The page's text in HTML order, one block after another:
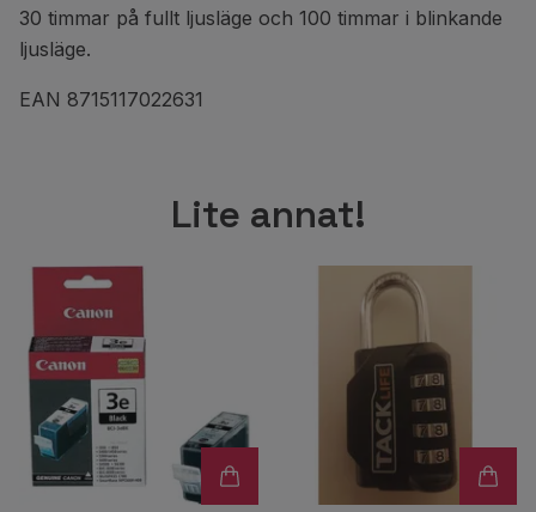
30 timmar på fullt ljusläge och 100 timmar i blinkande
ljusläge.
EAN 8715117022631
Lite annat!